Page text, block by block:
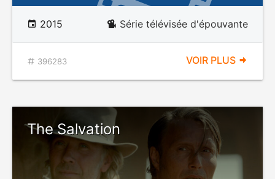
2015 Série télévisée d'épouvante
396283 VOIR PLUS
The Salvation